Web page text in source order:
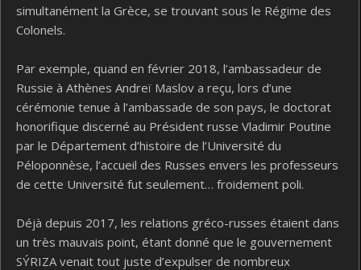
simultanément la Grèce, se trouvant sous le Régime des
Colonels.
Par exemple, quand en février 2018, l’ambassadeur de
Russie à Athènes Andreï Maslov a reçu, lors d’une
cérémonie tenue à l’ambassade de son pays, le doctorat
honorifique discerné au Président russe Vladimir Poutine
par le Département d’histoire de l’Université du
Péloponnèse, l’accueil des Russes envers les professeurs
de cette Université fut seulement… froidement poli.
Déjà depuis 2017, les relations gréco-russes étaient dans
un très mauvais point, étant donné que le gouvernement
SÝRIZA venait tout juste d’expulser de nombreux